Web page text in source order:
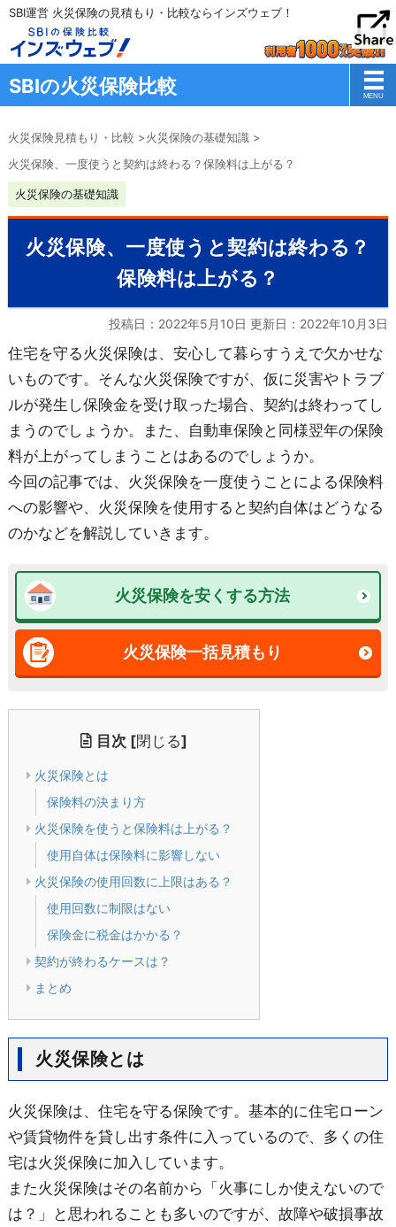
SBI運営 火災保険の見積もり・比較ならインズウェブ！
SBIの火災保険比較
火災保険見積もり・比較 >火災保険の基礎知識 >
火災保険、一度使うと契約は終わる？保険料は上がる？
火災保険の基礎知識
火災保険、一度使うと契約は終わる？
保険料は上がる？
投稿日：2022年5月10日 更新日： 2022年10月3日
住宅を守る火災保険は、安心して暮らすうえで欠かせな
いものです。そんな火災保険ですが、仮に災害やトラブ
ルが発生し保険金を受け取った場合、契約は終わってし
まうのでしょうか。また、自動車保険と同様翌年の保険
料が上がってしまうことはあるのでしょうか。
今回の記事では、火災保険を一度使うことによる保険料
への影響や、火災保険を使用すると契約自体はどうなる
のかなどを解説していきます。
火災保険を安くする方法
火災保険一括見積もり
目次 [閉じる]
火災保険とは
保険料の決まり方
火災保険を使うと保険料は上がる？
使用自体は保険料に影響しない
火災保険の使用回数に上限はある？
使用回数に制限はない
保険金に税金はかかる？
契約が終わるケースは？
まとめ
火災保険とは
火災保険は、住宅を守る保険です。基本的に住宅ローン
や賃貸物件を貸し出す条件に入っているので、多くの住
宅は火災保険に加入しています。
また火災保険はその名前から「火事にしか使えないので
は？」と思われることも多いのですが、故障や破損事故